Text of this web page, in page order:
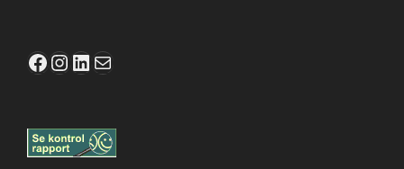
Facebook
Instagram
LinkedIn
Mail